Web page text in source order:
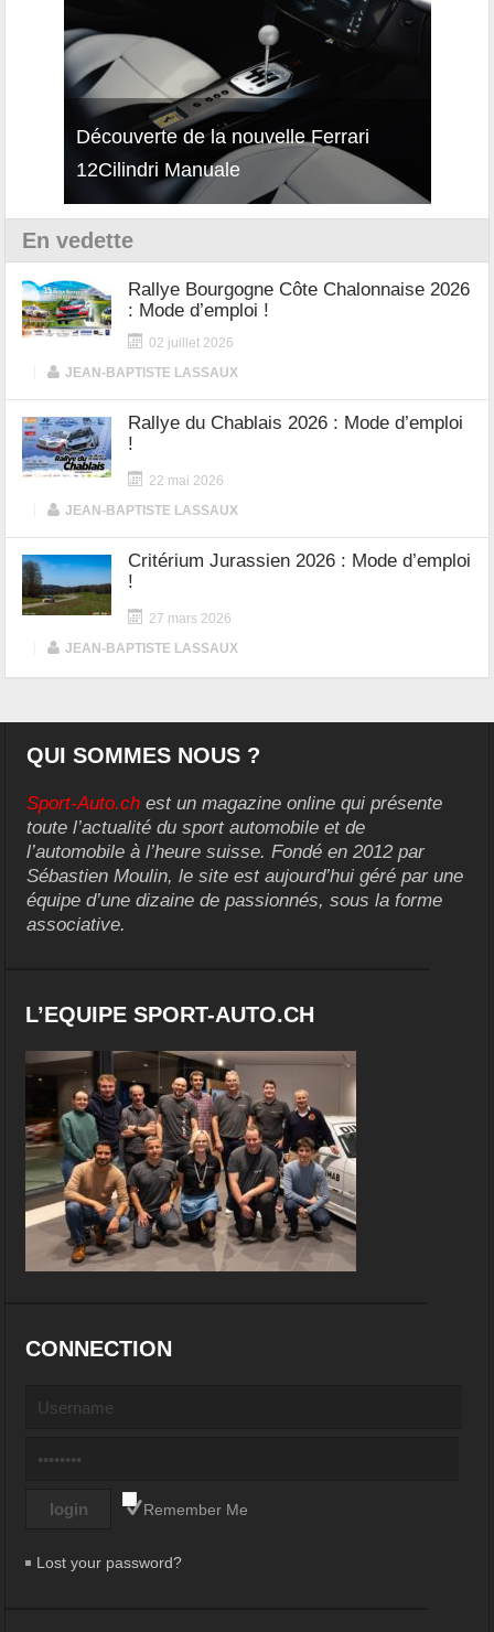
Découverte de la nouvelle Ferrari
12Cilindri Manuale
En vedette
Rallye Bourgogne Côte Chalonnaise 2026
: Mode d’emploi !
02 juillet 2026
JEAN-BAPTISTE LASSAUX
Rallye du Chablais 2026 : Mode d’emploi
!
22 mai 2026
JEAN-BAPTISTE LASSAUX
Critérium Jurassien 2026 : Mode d’emploi
!
27 mars 2026
JEAN-BAPTISTE LASSAUX
QUI SOMMES NOUS ?
Sport-Auto.ch est un magazine online qui présente
toute l’actualité du sport automobile et de
l’automobile à l’heure suisse. Fondé en 2012 par
Sébastien Moulin, le site est aujourd’hui géré par une
équipe d’une dizaine de passionnés, sous la forme
associative.
L’EQUIPE SPORT-AUTO.CH
CONNECTION
Remember Me
Lost your password?